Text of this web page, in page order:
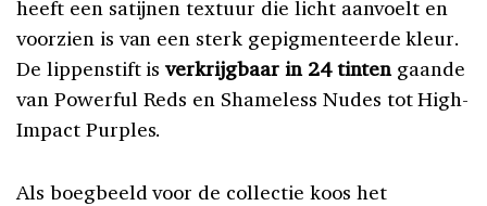
heeft een satijnen textuur die licht aanvoelt en
voorzien is van een sterk gepigmenteerde kleur.
De lippenstift isverkrijgbaar in 24 tinten gaande
van Powerful Reds en Shameless Nudes tot High-
Impact Purples.
Als boegbeeld voor de collectie koos het